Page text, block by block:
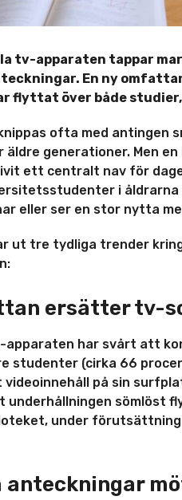
tv-apparaten tappar
En ny
flyttat över både
ofta med antingen
generationer. Men
ett centralt nav för
i
eller ser en stor nytta
ut tre tydliga trender
ersätter tv-
apparaten har svårt att
studenter (cirka 66
videoinnehåll på sin
sömlöst
under
anteckningar